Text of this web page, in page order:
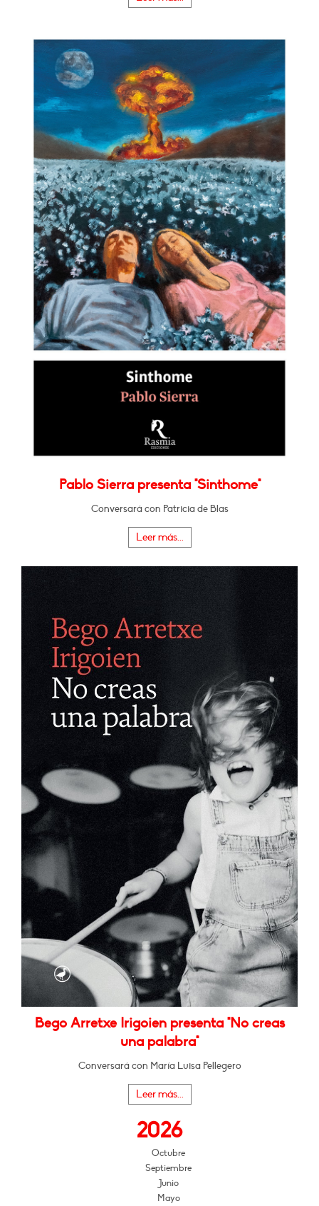
Pablo Sierra presenta "Sinthome"
Conversará con Patricia de Blas
Leer más...
Bego Arretxe Irigoien presenta "No creas
una palabra"
Conversará con María Luisa Pellegero
Leer más...
2026
Octubre
Septiembre
Junio
Mayo